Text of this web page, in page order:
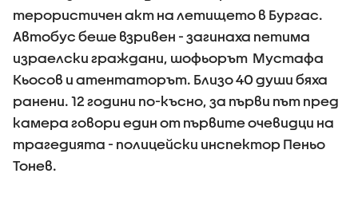
терористичен акт на летището в Бургас.
Автобус беше взривен - загинаха петима
израелски граждани, шофьорът Мустафа
Кьосов и атентаторът. Близо 40 души бяха
ранени. 12 години по-късно, за първи път пред
камера говори един от първите очевидци на
трагедията - полицейски инспектор Пеньо
Тонев.